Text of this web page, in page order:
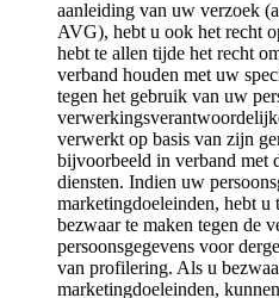
aanleiding van uw verzoek
AVG), hebt u ook het recht
hebt te allen tijde het recht
verband houden met uw
tegen het gebruik van uw
verwerkt op basis van zijn
bijvoorbeeld in verband met
diensten. Indien uw
marketingdoeleinden, hebt u
bezwaar te maken tegen de
persoonsgegevens voor
van profilering. Als u
marketingdoeleinden,